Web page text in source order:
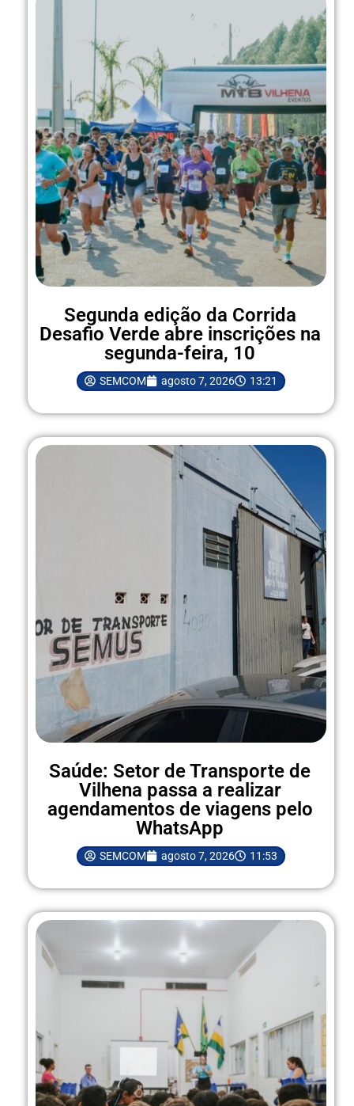
Segunda edição da Corrida
Desafio Verde abre inscrições na
segunda-feira, 10
SEMCOM agosto 7, 2026 13:21
Saúde: Setor de Transporte de
Vilhena passa a realizar
agendamentos de viagens pelo
WhatsApp
SEMCOM agosto 7, 2026 11:53